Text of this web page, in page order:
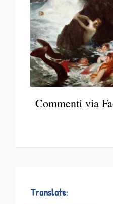
Commenti via
Translate: